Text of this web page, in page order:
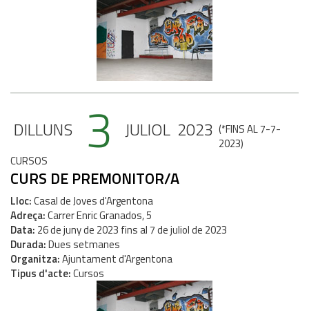
DILLUNS 3 JULIOL 2023 (*FINS AL 7-7-
2023)
CURSOS
CURS DE PREMONITOR/A
Lloc Casal de Joves d'Argentona
Adreça Carrer Enric Granados, 5
Data 26dejunyde 2023 fins al7dejuliolde 2023
Durada Dues setmanes
Organitza Ajuntament d'Argentona
Tipus d'acte Cursos